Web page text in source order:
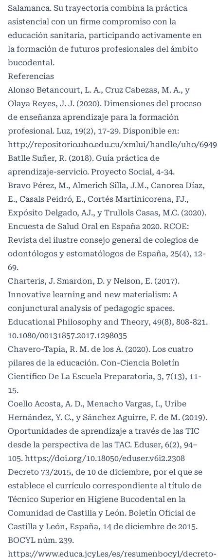
Salamanca. Su trayectoria combina la práctica
asistencial con un firme compromiso con la
educación sanitaria, participando activamente en
la formación de futuros profesionales del ámbito
bucodental.
Referencias
Alonso Betancourt, L. A., Cruz Cabezas, M. A., y
Olaya Reyes, J. J. (2020). Dimensiones del proceso
de enseñanza aprendizaje para la formación
profesional. Luz, 19(2), 17-29. Disponible en:
http://repositorio.uho.edu.cu/xmlui/handle/uho/6949
Batlle Suñer, R. (2018). Guía práctica de
aprendizaje-servicio. Proyecto Social, 4-34.
Bravo Pérez, M., Almerich Silla, J.M., Canorea Díaz,
E., Casals Peidró, E., Cortés Martinicorena, FJ.,
Expósito Delgado, AJ., y Trullols Casas, M.C. (2020).
Encuesta de Salud Oral en España 2020. RCOE:
Revista del ilustre consejo general de colegios de
odontólogos y estomatólogos de España, 25(4), 12-
69.
Charteris, J. Smardon, D. y Nelson, E. (2017).
Innovative learning and new materialism: A
conjunctural analysis of pedagogic spaces.
Educational Philosophy and Theory, 49(8), 808-821.
10.1080/00131857.2017.1298035
Chavero-Tapia, R. M. de los A. (2020). Los cuatro
pilares de la educación. Con-Ciencia Boletín
Científico De La Escuela Preparatoria, 3, 7(13), 11-
15.
Coello Acosta, A. D., Menacho Vargas, I., Uribe
Hernández, Y. C., y Sánchez Aguirre, F. de M. (2019).
Oportunidades de aprendizaje a través de las TIC
desde la perspectiva de las TAC. Eduser, 6(2), 94–
105. https://doi.org/10.18050/eduser.v6i2.2308
Decreto 73/2015, de 10 de diciembre, por el que se
establece el currículo correspondiente al título de
Técnico Superior en Higiene Bucodental en la
Comunidad de Castilla y León. Boletín Oficial de
Castilla y León, España, 14 de diciembre de 2015.
BOCYL núm. 239.
https://www.educa.jcyl.es/es/resumenbocyl/decreto-